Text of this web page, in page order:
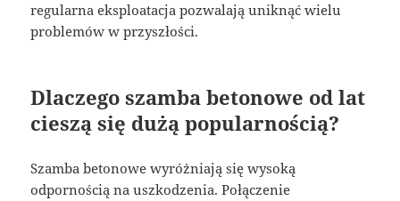
regularna eksploatacja pozwalają uniknąć wielu
problemów w przyszłości.
Dlaczego szamba betonowe od lat
cieszą się dużą popularnością?
Szamba betonowe wyróżniają się wysoką
odpornością na uszkodzenia. Połączenie